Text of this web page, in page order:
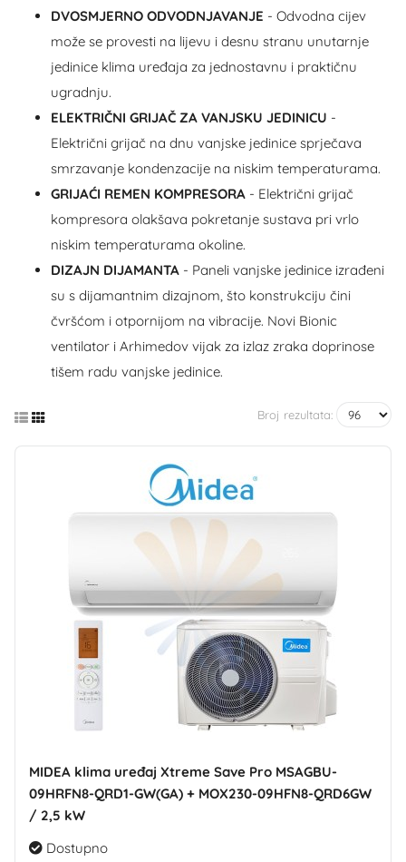
DVOSMJERNO ODVODNJAVANJE - Odvodna cijev
može se provesti na lijevu i desnu stranu unutarnje
jedinice klima uređaja za jednostavnu i praktičnu
ugradnju.
ELEKTRIČNI GRIJAČ ZA VANJSKU JEDINICU -
Električni grijač na dnu vanjske jedinice sprječava
smrzavanje kondenzacije na niskim temperaturama.
GRIJAĆI REMEN KOMPRESORA - Električni grijač
kompresora olakšava pokretanje sustava pri vrlo
niskim temperaturama okoline.
DIZAJN DIJAMANTA - Paneli vanjske jedinice izrađeni
su s dijamantnim dizajnom, što konstrukciju čini
čvršćom i otpornijom na vibracije. Novi Bionic
ventilator i Arhimedov vijak za izlaz zraka doprinose
tišem radu vanjske jedinice.
Broj rezultata:
MIDEA klima uređaj Xtreme Save Pro MSAGBU-
09HRFN8-QRD1-GW(GA) + MOX230-09HFN8-QRD6GW
/ 2,5 kW
Dostupno